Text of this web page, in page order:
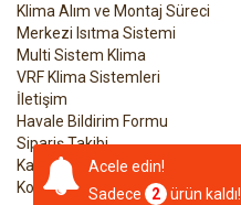
Acele edin!
Sadece
2 ürün kaldı!
Klima Alım ve Montaj Süreci
Merkezi Isıtma Sistemi
Multi Sistem Klima
VRF Klima Sistemleri
İletişim
Havale Bildirim Formu
Sipariş Takibi
Kargo Takibi
Kombiyi Devreye Alma Formu